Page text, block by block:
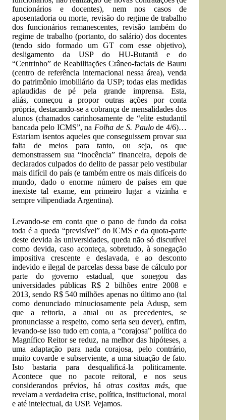
funcionários e docentes), nem nos casos de
aposentadoria ou morte, revisão do regime de trabalho
dos funcionários remanescentes, revisão também do
regime de trabalho (portanto, do salário) dos docentes
(tendo sido formado um GT com esse objetivo),
desligamento da USP do HU-Butantã e do
“Centrinho” de Reabilitações Crâneo-faciais de Bauru
(centro de referência internacional nessa área), venda
do patrimônio imobiliário da USP; todas elas medidas
aplaudidas de pé pela grande imprensa. Esta,
aliás, começou a propor outras ações por conta
própria, destacando-se a cobrança de mensalidades dos
alunos (chamados carinhosamente de “elite estudantil
bancada pelo ICMS”, na Folha de S. Paulode 4/6)…
Estariam isentos aqueles que conseguissem provar sua
falta de meios para tanto, ou seja, os que
demonstrassem sua “inocência” financeira, depois de
declarados culpados do delito de passar pelo vestibular
mais difícil do país (e também entre os mais difíceis do
mundo, dado o enorme número de países em que
inexiste tal exame, em primeiro lugar a vizinha e
sempre vilipendiada Argentina).
Levando-se em conta que o pano de fundo da coisa
toda é a queda “previsível” do ICMS e da quota-parte
deste devida às universidades, queda não só discutível
como devida, caso aconteça, sobretudo, à sonegação
impositiva crescente e deslavada, e ao desconto
indevido e ilegal de parcelas dessa base de cálculo por
parte do governo estadual, que sonegou das
universidades públicas R$ 2 bilhões entre 2008 e
2013, sendo R$ 540 milhões apenas no último ano (tal
como denunciado minuciosamente pela Adusp, sem
que a reitoria, a atual ou as precedentes, se
pronunciasse a respeito, como seria seu dever), enfim,
levando-se isso tudo em conta, a “corajosa” política do
Magnífico Reitor se reduz, na melhor das hipóteses, a
uma adaptação para nada corajosa, pelo contrário,
muito covarde e subserviente, a uma situação de fato.
Isto bastaria para desqualificá-la politicamente.
Acontece que no pacote reitoral, e nos seus
considerandos prévios, há otras cositas más, que
revelam a verdadeira crise, política, institucional, moral
e até intelectual, da USP. Vejamos.